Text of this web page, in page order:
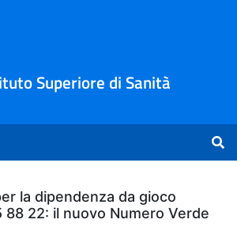
Superiore di Sanità
la dipendenza da gioco
22: il nuovo Numero Verde